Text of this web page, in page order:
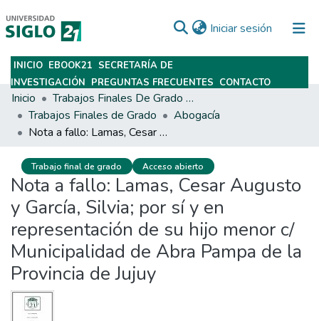
Iniciar sesión (current)
Subir
INICIO EBOOK21 SECRETARÍA DE
INVESTIGACIÓN PREGUNTAS FRECUENTES CONTACTO
Inicio
Trabajos Finales De Grado Y Posgrado
Trabajos Finales de Grado
Abogacía
Nota a fallo: Lamas, Cesar Augusto y García, Silvia; por sí y en representación de su hijo menor c/ Municipalidad de Abra Pampa de la Provincia de Jujuy
Trabajo final de grado Acceso abierto
Nota a fallo: Lamas, Cesar Augusto
y García, Silvia; por sí y en
representación de su hijo menor c/
Municipalidad de Abra Pampa de la
Provincia de Jujuy